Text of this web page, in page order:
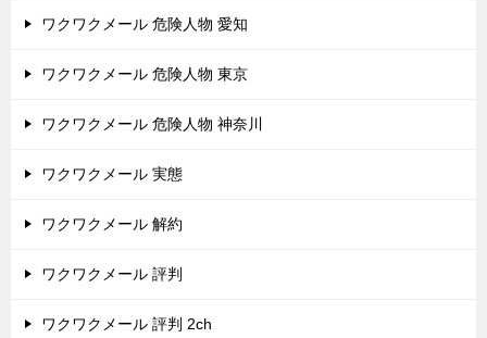
ワクワクメール 危険人物 愛知
ワクワクメール 危険人物 東京
ワクワクメール 危険人物 神奈川
ワクワクメール 実態
ワクワクメール 解約
ワクワクメール 評判
ワクワクメール 評判 2ch